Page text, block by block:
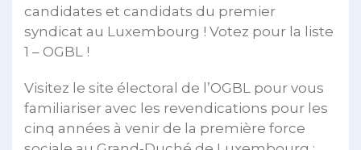
candidates et candidats du premier
syndicat au Luxembourg ! Votez pour la liste
1 – OGBL !
Visitez le site électoral de l’OGBL pour vous
familiariser avec les revendications pour les
cinq années à venir de la première force